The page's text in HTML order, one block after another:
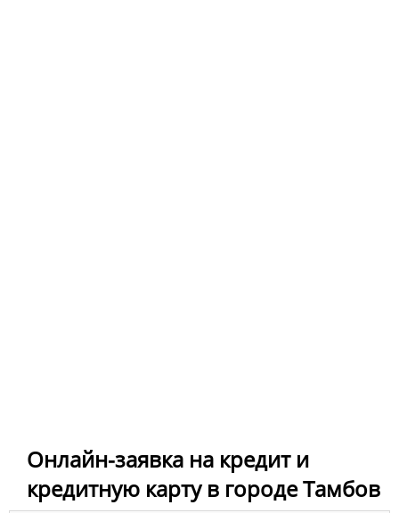
Онлайн-заявка на кредит и
кредитную карту в городе Тамбов